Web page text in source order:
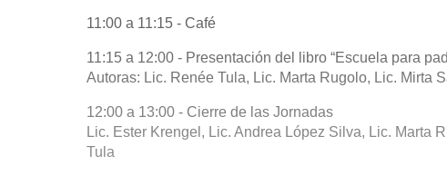
11:00 a 11:15 - Café
11:15 a 12:00 - Presentación del libro “Escuela para
Autoras: Lic. Renée Tula, Lic. Marta Rugolo, Lic. Mirta
12:00 a 13:00 - Cierre de las Jornadas
Lic. Ester Krengel, Lic. Andrea López Silva, Lic. Marta
Tula